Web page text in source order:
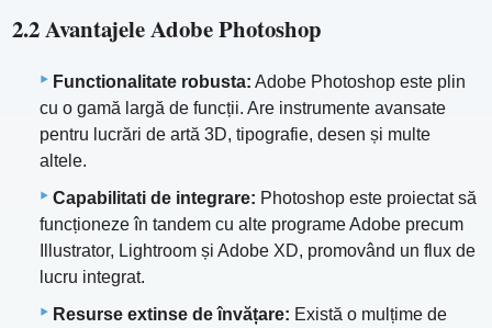
2.2 Avantajele Adobe Photoshop
Functionalitate robusta: Adobe Photoshop este plin
cu o gamă largă de funcții. Are instrumente avansate
pentru lucrări de artă 3D, tipografie, desen și multe
altele.
Capabilitati de integrare: Photoshop este proiectat să
funcționeze în tandem cu alte programe Adobe precum
Illustrator, Lightroom și Adobe XD, promovând un flux de
lucru integrat.
Resurse extinse de învățare: Există o mulțime de